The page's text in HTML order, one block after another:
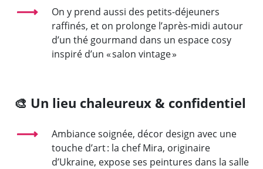
On y prend aussi des petits-déjeuners
raffinés, et on prolonge l’après-midi autour
d’un thé gourmand dans un espace cosy
inspiré d’un « salon vintage »
🎨 Un lieu chaleureux & confidentiel
Ambiance soignée, décor design avec une
touche d’art : la chef Mira, originaire
d’Ukraine, expose ses peintures dans la salle